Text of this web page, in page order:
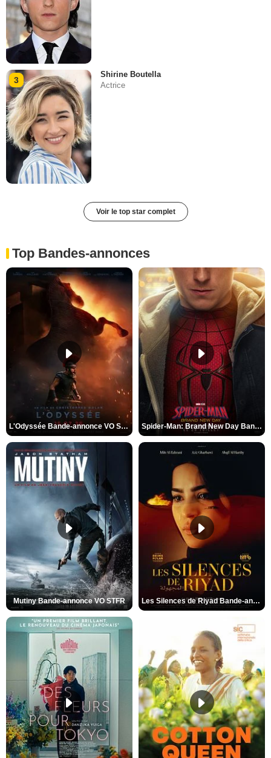
3
Shirine Boutella
Actrice
Voir le top star complet
Top Bandes-annonces
L'Odyssée Bande-annonce VO STFR Spider-Man: Brand New Day Bande-annonce VO STFR
Mutiny Bande-annonce VO STFR Les Silences de Riyad Bande-annonce VO STFR